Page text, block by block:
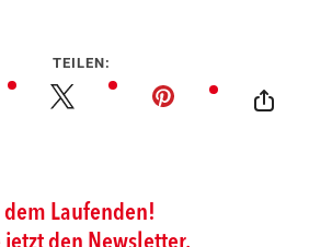
TEILEN: